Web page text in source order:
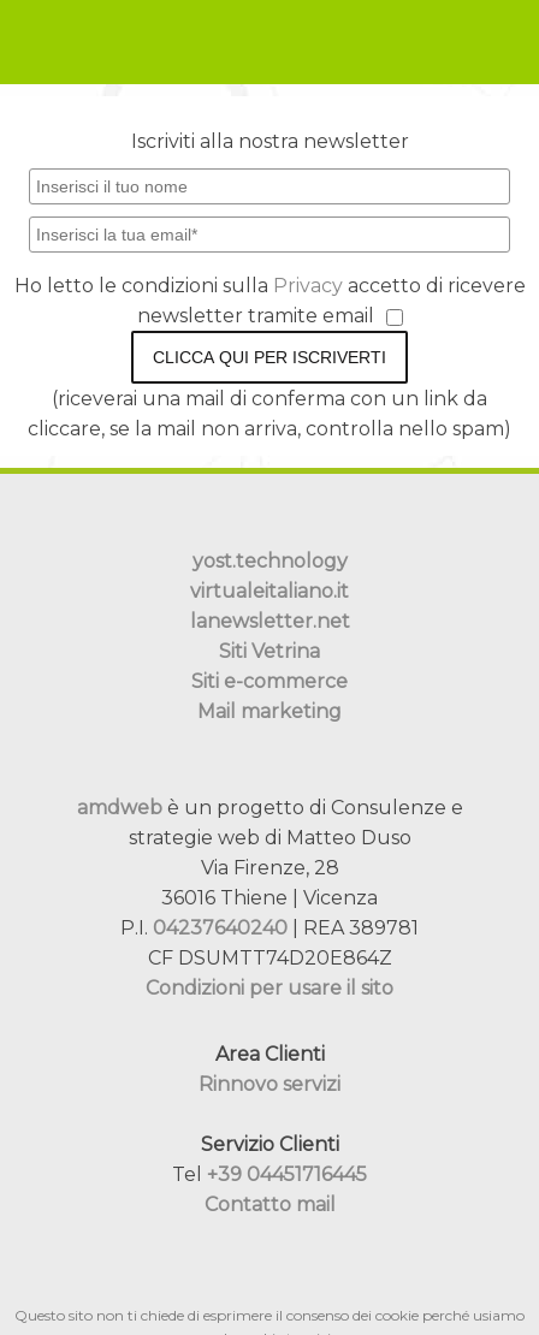
Iscriviti alla nostra newsletter
Ho letto le condizioni sulla Privacy accetto di ricevere
newsletter tramite email
CLICCA QUI PER ISCRIVERTI
(riceverai una mail di conferma con un link da
cliccare, se la mail non arriva, controlla nello spam)
yost.technology
virtualeitaliano.it
lanewsletter.net
Siti Vetrina
Siti e-commerce
Mail marketing
amdwebè un progetto di Consulenze e
strategie web di Matteo Duso
Via Firenze, 28
36016 Thiene | Vicenza
P.I. 04237640240 | REA 389781
CF DSUMTT74D20E864Z
Condizioni per usare il sito
Area Clienti
Rinnovo servizi
Servizio Clienti
Tel +39 04451716445
Contatto mail
Questo sito non ti chiede di esprimere il consenso dei cookie perché usiamo